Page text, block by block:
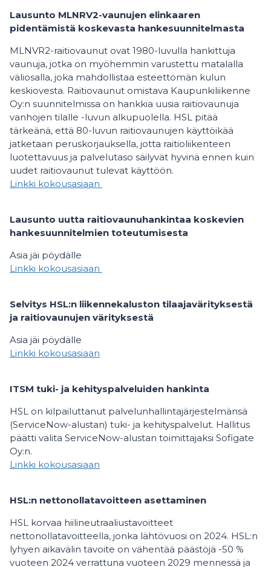
Lausunto MLNRV2-vaunujen elinkaaren
pidentämistä koskevasta hankesuunnitelmasta
MLNVR2-raitiovaunut ovat 1980-luvulla hankittuja
vaunuja, jotka on myöhemmin varustettu matalalla
väliosalla, joka mahdollistaa esteettömän kulun
keskiovesta. Raitiovaunut omistava Kaupunkiliikenne
Oy:n suunnitelmissa on hankkia uusia raitiovaunuja
vanhojen tilalle -luvun alkupuolella. HSL pitää
tärkeänä, että 80-luvun raitiovaunujen käyttöikää
jatketaan peruskorjauksella, jotta raitioliikenteen
luotettavuus ja palvelutaso säilyvät hyvinä ennen kuin
uudet raitiovaunut tulevat käyttöön.
Linkki kokousasiaan
Lausunto uutta raitiovaunuhankintaa koskevien
hankesuunnitelmien toteutumisesta
Asia jäi pöydälle
Linkki kokousasiaan
Selvitys HSL:n liikennekaluston tilaajavärityksestä
ja raitiovaunujen värityksestä
Asia jäi pöydälle
Linkki kokousasiaan
ITSM tuki- ja kehityspalveluiden hankinta
HSL on kilpailuttanut palvelunhallintajärjestelmänsä
(ServiceNow-alustan) tuki- ja kehityspalvelut. Hallitus
päätti valita ServiceNow-alustan toimittajaksi Sofigate
Oy:n.
Linkki kokousasiaan
HSL:n nettonollatavoitteen asettaminen
HSL korvaa hiilineutraaliustavoitteet
nettonollatavoitteella, jonka lähtövuosi on 2024. HSL:n
lyhyen aikavälin tavoite on vähentää päästöjä -50 %
vuoteen 2024 verrattuna vuoteen 2029 mennessä ja